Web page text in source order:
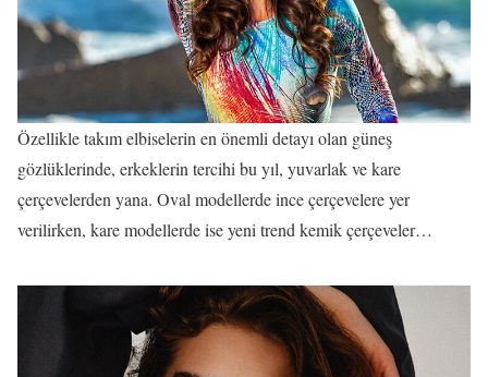
Özellikle takım elbiselerin en önemli detayı olan güneş
gözlüklerinde, erkeklerin tercihi bu yıl, yuvarlak ve kare
çerçevelerden yana. Oval modellerde ince çerçevelere yer
verilirken, kare modellerde ise yeni trend kemik çerçeveler…